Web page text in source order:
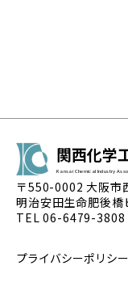
関西化学
Kansai Chemical Industry
〒550-0002 大阪市
明治安田生命肥後橋
TEL 06-6479-
プライバシーポリシー